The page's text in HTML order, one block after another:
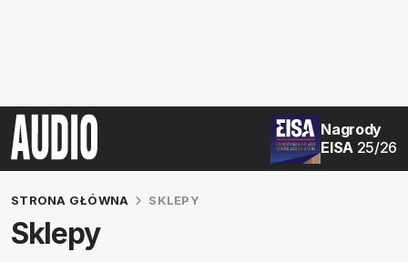
Nagrody
EISA 25/26
STRONA GŁÓWNA SKLEPY
Sklepy